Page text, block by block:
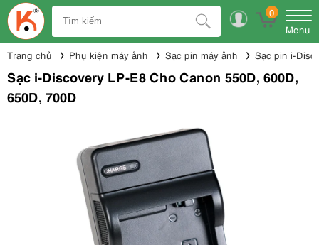
0
Menu
Trang chủ Phụ kiện máy ảnh Sạc pin máy ảnh Sạc pin i-
Sạc i-Discovery LP-E8 Cho Canon 550D, 600D,
650D, 700D